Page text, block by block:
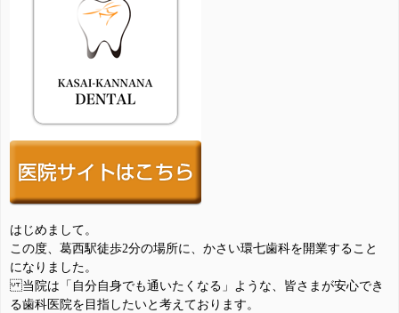
はじめまして。
この度、葛西駅徒歩2分の場所に、かさい環七歯科を開業すること
になりました。
当院は「自分自身でも通いたくなる」ような、皆さまが安心でき
る歯科医院を目指したいと考えております。